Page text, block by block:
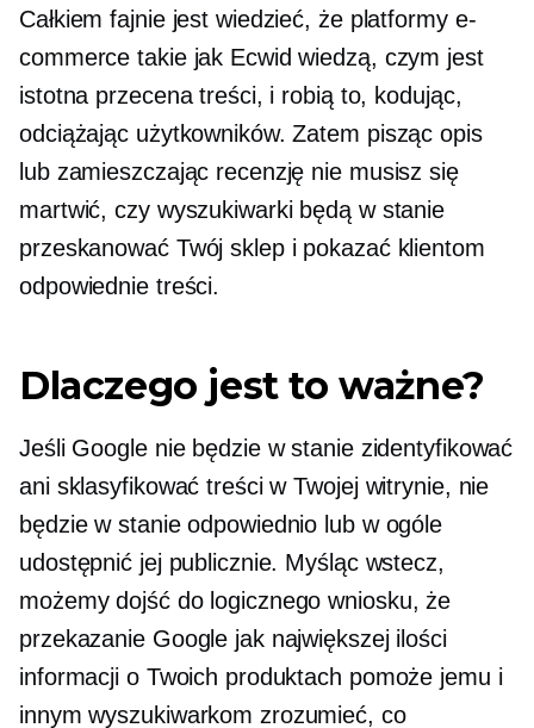
Całkiem fajnie jest wiedzieć, że platformy e-
commerce takie jak Ecwid wiedzą, czym jest
istotna przecena treści, i robią to, kodując,
odciążając użytkowników. Zatem pisząc opis
lub zamieszczając recenzję nie musisz się
martwić, czy wyszukiwarki będą w stanie
przeskanować Twój sklep i pokazać klientom
odpowiednie treści.
Dlaczego jest to ważne?
Jeśli Google nie będzie w stanie zidentyfikować
ani sklasyfikować treści w Twojej witrynie, nie
będzie w stanie odpowiednio lub w ogóle
udostępnić jej publicznie. Myśląc wstecz,
możemy dojść do logicznego wniosku, że
przekazanie Google jak największej ilości
informacji o Twoich produktach pomoże jemu i
innym wyszukiwarkom zrozumieć, co